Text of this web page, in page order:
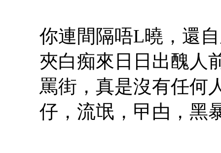
你連間隔唔L曉，還
夾白痴來日日出醜人
罵街，真是沒有任何
仔，流氓，曱甴，黑